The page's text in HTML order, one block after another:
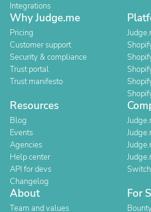
Integrations
Why Judge.me
Pricing
Customer support
Security & compliance
Trust portal
Trust manifesto
Resources
Blog
Events
Agencies
Help center
API for devs
Changelog
About
Team and values
For